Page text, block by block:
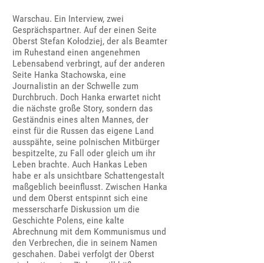
Warschau. Ein Interview, zwei
Gesprächspartner. Auf der einen Seite
Oberst Stefan Kołodziej, der als Beamter
im Ruhestand einen angenehmen
Lebensabend verbringt, auf der anderen
Seite Hanka Stachowska, eine
Journalistin an der Schwelle zum
Durchbruch. Doch Hanka erwartet nicht
die nächste große Story, sondern das
Geständnis eines alten Mannes, der
einst für die Russen das eigene Land
ausspähte, seine polnischen Mitbürger
bespitzelte, zu Fall oder gleich um ihr
Leben brachte. Auch Hankas Leben
habe er als unsichtbare Schattengestalt
maßgeblich beeinflusst. Zwischen Hanka
und dem Oberst entspinnt sich eine
messerscharfe Diskussion um die
Geschichte Polens, eine kalte
Abrechnung mit dem Kommunismus und
den Verbrechen, die in seinem Namen
geschahen. Dabei verfolgt der Oberst